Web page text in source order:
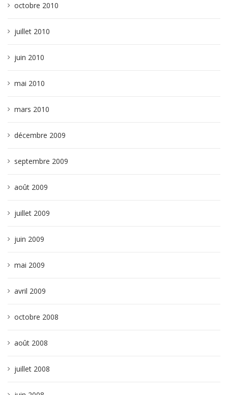
octobre 2010
juillet 2010
juin 2010
mai 2010
mars 2010
décembre 2009
septembre 2009
août 2009
juillet 2009
juin 2009
mai 2009
avril 2009
octobre 2008
août 2008
juillet 2008